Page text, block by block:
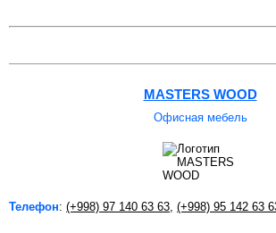
MASTERS WOOD
Офисная мебель
Телефон: (+998) 97 140 63 63 (+998) 95 142 63